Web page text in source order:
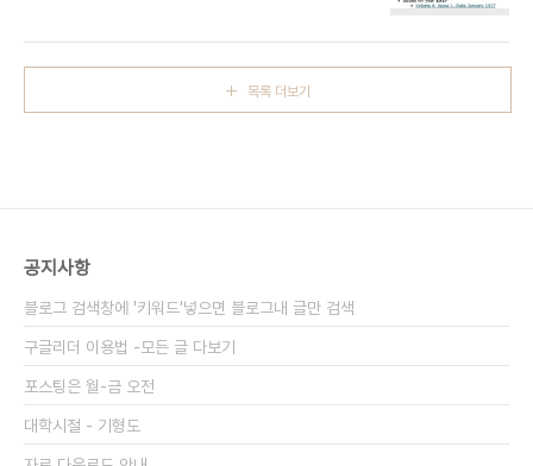
행함으로써 성공적으로 끝마친 G20 정상회의에 지
없을 것입니다 통신발달사를 한눈에 볼 수 있는 소중
목록 더보기
공지사항
블로그 검색창에 '키워드'넣으면 블로그내 글만 검색
구글리더 이용법 -모든 글 다보기
포스팅은 월-금 오전
대학시절 - 기형도